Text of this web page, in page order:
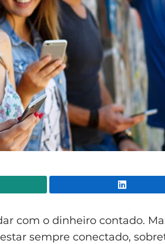
com o dinheiro contado.
sempre conectado,